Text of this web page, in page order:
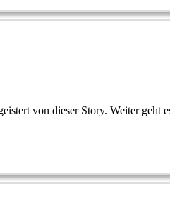
von dieser Story. Weiter